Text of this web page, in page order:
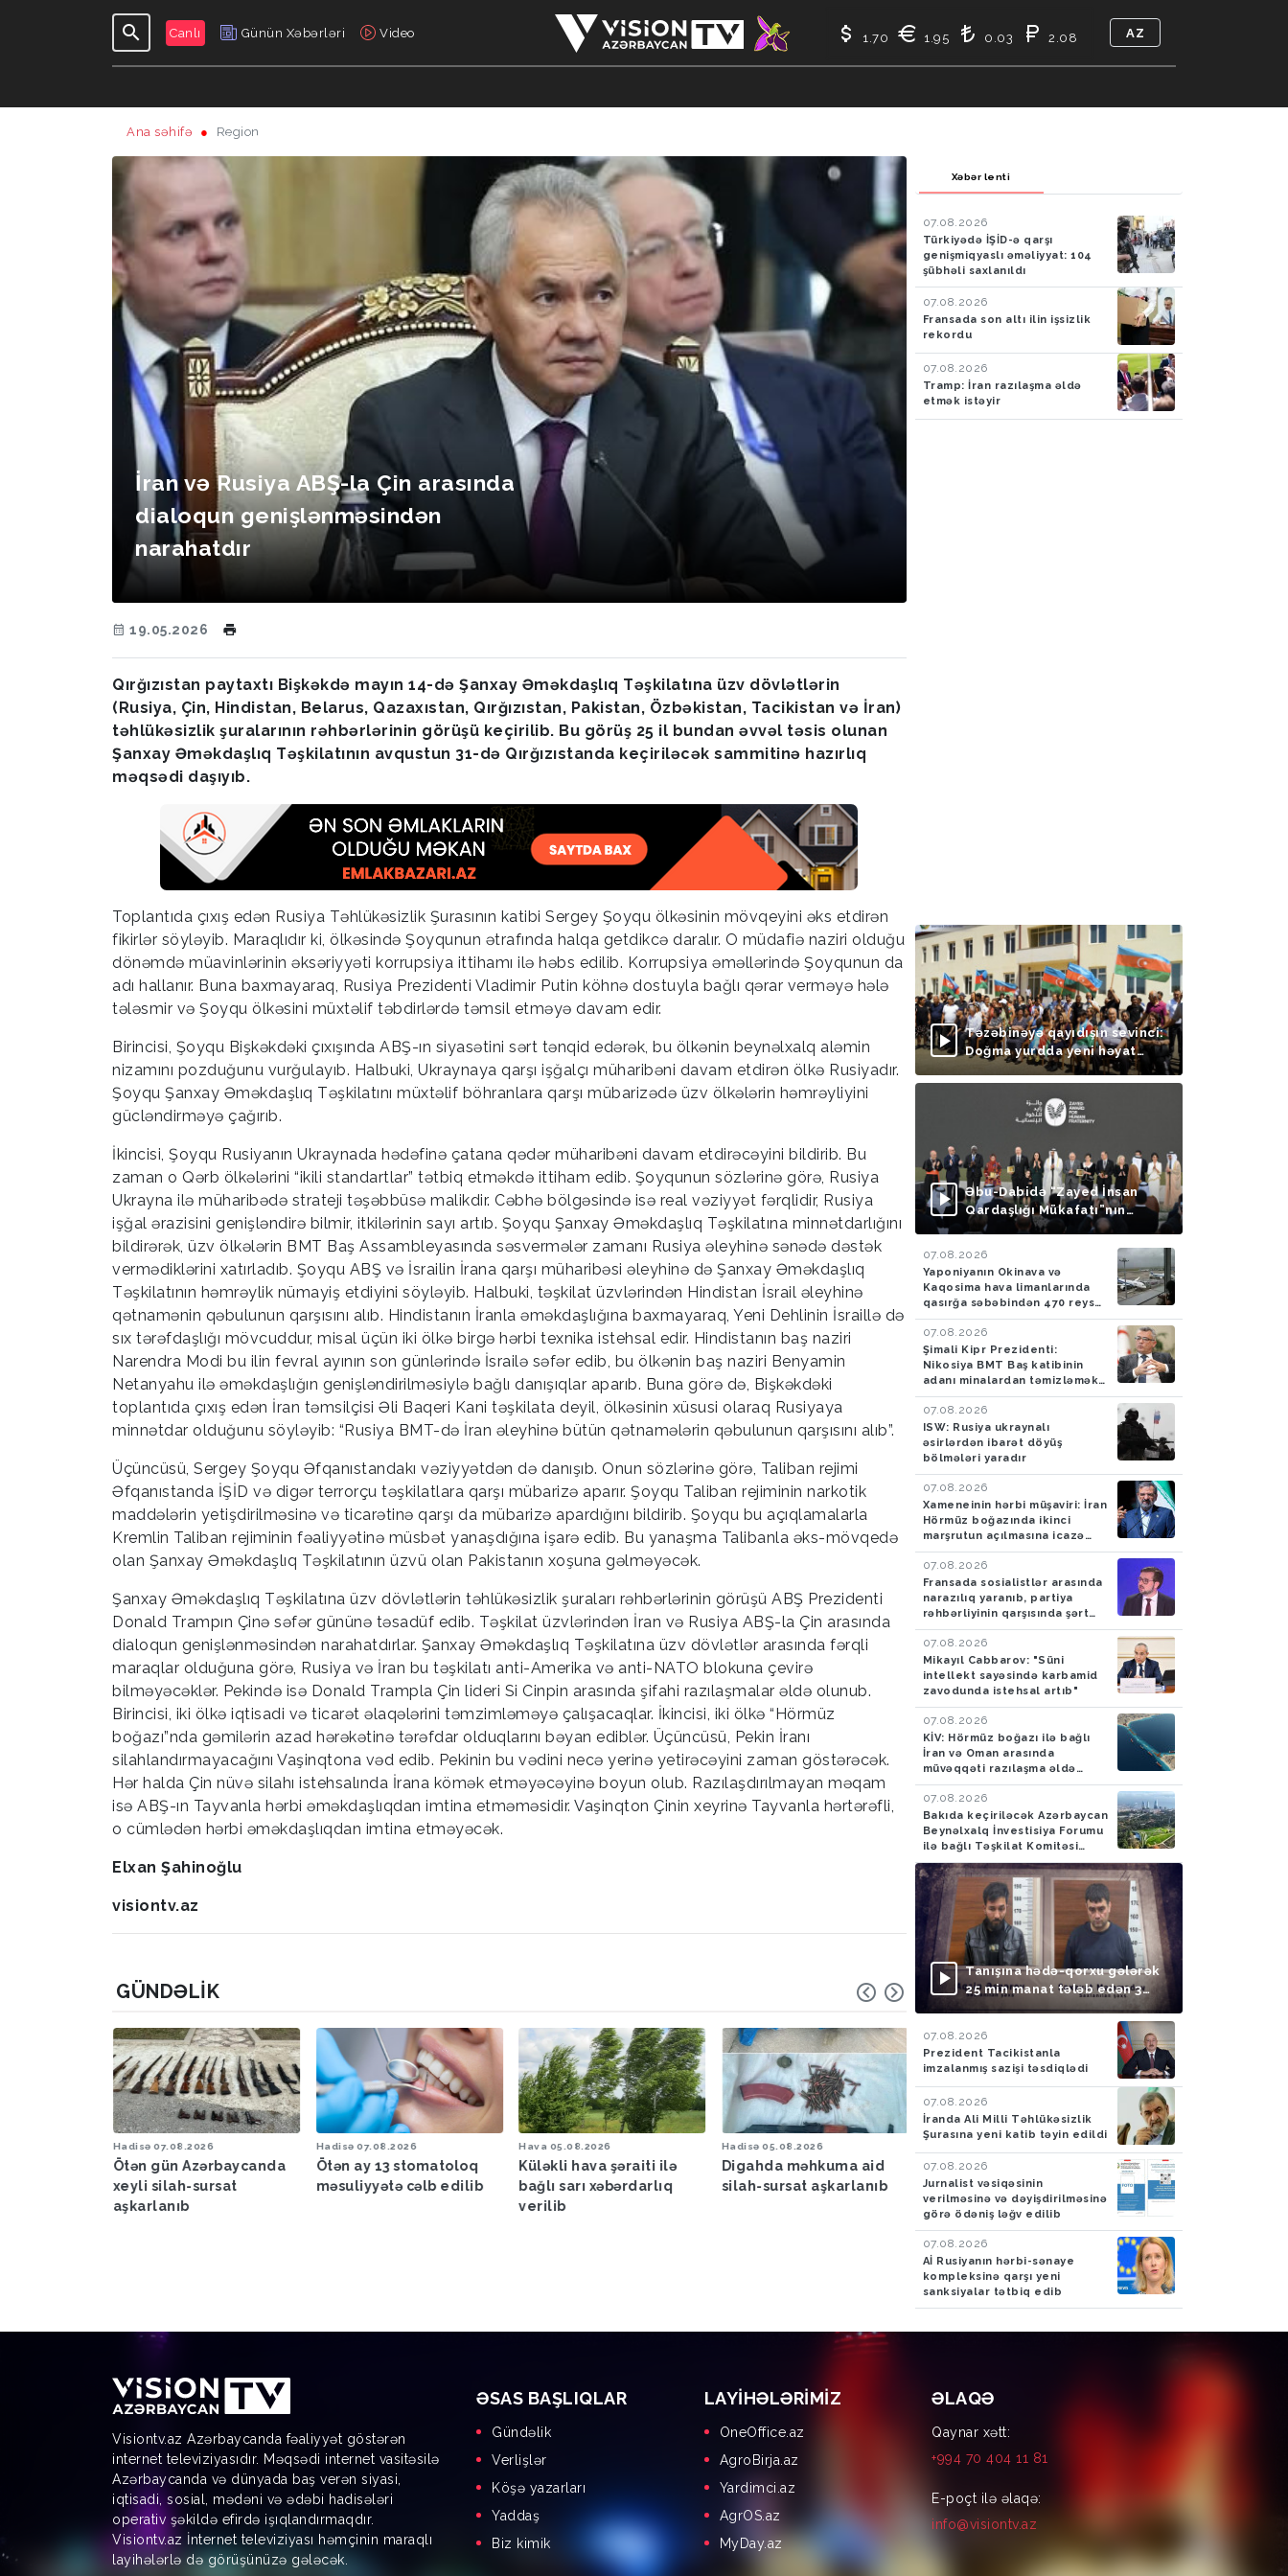
Canlı Günün Xəbərləri Video
GÜNDƏLIK
1.70 1.95 0.03 2.08 AZ
Ana səhifə Region
İran və Rusiya ABŞ-la Çin arasında
dialoqun genişlənməsindən
narahatdır
19.05.2026
Qırğızıstan paytaxtı Bişkəkdə mayın 14-də Şanxay Əməkdaşlıq Təşkilatına üzv dövlətlərin
(Rusiya, Çin, Hindistan, Belarus, Qazaxıstan, Qırğızıstan, Pakistan, Özbəkistan, Tacikistan və İran)
təhlükəsizlik şuralarının rəhbərlərinin görüşü keçirilib. Bu görüş 25 il bundan əvvəl təsis olunan
Şanxay Əməkdaşlıq Təşkilatının avqustun 31-də Qırğızıstanda keçiriləcək sammitinə hazırlıq
məqsədi daşıyıb.
Toplantıda çıxış edən Rusiya Təhlükəsizlik Şurasının katibi Sergey Şoyqu ölkəsinin mövqeyini əks etdirən
fikirlər söyləyib. Maraqlıdır ki, ölkəsində Şoyqunun ətrafında halqa getdikcə daralır. O müdafiə naziri olduğu
dönəmdə müavinlərinin əksəriyyəti korrupsiya ittihamı ilə həbs edilib. Korrupsiya əməllərində Şoyqunun da
adı hallanır. Buna baxmayaraq, Rusiya Prezidenti Vladimir Putin köhnə dostuyla bağlı qərar verməyə hələ
tələsmir və Şoyqu ölkəsini müxtəlif təbdirlərdə təmsil etməyə davam edir.
Birincisi, Şoyqu Bişkəkdəki çıxışında ABŞ-ın siyasətini sərt tənqid edərək, bu ölkənin beynəlxalq aləmin
nizamını pozduğunu vurğulayıb. Halbuki, Ukraynaya qarşı işğalçı müharibəni davam etdirən ölkə Rusiyadır.
Şoyqu Şanxay Əməkdaşlıq Təşkilatını müxtəlif böhranlara qarşı mübarizədə üzv ölkələrin həmrəyliyini
gücləndirməyə çağırıb.
İkincisi, Şoyqu Rusiyanın Ukraynada hədəfinə çatana qədər müharibəni davam etdirəcəyini bildirib. Bu
zaman o Qərb ölkələrini “ikili standartlar” tətbiq etməkdə ittiham edib. Şoyqunun sözlərinə görə, Rusiya
Ukrayna ilə müharibədə strateji təşəbbüsə malikdir. Cəbhə bölgəsində isə real vəziyyət fərqlidir, Rusiya
işğal ərazisini genişləndirə bilmir, itkilərinin sayı artıb. Şoyqu Şanxay Əməkdaşlıq Təşkilatına minnətdarlığını
bildirərək, üzv ölkələrin BMT Baş Assambleyasında səsvermələr zamanı Rusiya əleyhinə sənədə dəstək
vermədiklərini xatırladıb. Şoyqu ABŞ və İsrailin İrana qarşı müharibəsi əleyhinə də Şanxay Əməkdaşlıq
Təşkilatının həmrəylik nümayiş etdiyini söyləyib. Halbuki, təşkilat üzvlərindən Hindistan İsrail əleyhinə
qətnamənin qəbulunun qarşısını alıb. Hindistanın İranla əməkdaşlığına baxmayaraq, Yeni Dehlinin İsraillə də
sıx tərəfdaşlığı mövcuddur, misal üçün iki ölkə birgə hərbi texnika istehsal edir. Hindistanın baş naziri
Narendra Modi bu ilin fevral ayının son günlərində İsrailə səfər edib, bu ölkənin baş naziri Benyamin
Netanyahu ilə əməkdaşlığın genişləndirilməsiylə bağlı danışıqlar aparıb. Buna görə də, Bişkəkdəki
toplantıda çıxış edən İran təmsilçisi Əli Baqeri Kani təşkilata deyil, ölkəsinin xüsusi olaraq Rusiyaya
minnətdar olduğunu söyləyib: “Rusiya BMT-də İran əleyhinə bütün qətnamələrin qəbulunun qarşısını alıb”.
Üçüncüsü, Sergey Şoyqu Əfqanıstandakı vəziyyətdən də danışıb. Onun sözlərinə görə, Taliban rejimi
Əfqanıstanda İŞİD və digər terrorçu təşkilatlara qarşı mübarizə aparır. Şoyqu Taliban rejiminin narkotik
maddələrin yetişdirilməsinə və ticarətinə qarşı da mübarizə apardığını bildirib. Şoyqu bu açıqlamalarla
Kremlin Taliban rejiminin fəaliyyətinə müsbət yanaşdığına işarə edib. Bu yanaşma Talibanla əks-mövqedə
olan Şanxay Əməkdaşlıq Təşkilatının üzvü olan Pakistanın xoşuna gəlməyəcək.
Şanxay Əməkdaşlıq Təşkilatına üzv dövlətlərin təhlükəsizlik şuraları rəhbərlərinin görüşü ABŞ Prezidenti
Donald Trampın Çinə səfər gününə təsadüf edib. Təşkilat üzvlərindən İran və Rusiya ABŞ-la Çin arasında
dialoqun genişlənməsindən narahatdırlar. Şanxay Əməkdaşlıq Təşkilatına üzv dövlətlər arasında fərqli
maraqlar olduğuna görə, Rusiya və İran bu təşkilatı anti-Amerika və anti-NATO blokuna çevirə
bilməyəcəklər. Pekində isə Donald Trampla Çin lideri Si Cinpin arasında şifahi razılaşmalar əldə olunub.
Birincisi, iki ölkə iqtisadi və ticarət əlaqələrini təmzimləməyə çalışacaqlar. İkincisi, iki ölkə “Hörmüz
boğazı”nda gəmilərin azad hərəkətinə tərəfdar olduqlarını bəyan ediblər. Üçüncüsü, Pekin İranı
silahlandırmayacağını Vaşinqtona vəd edib. Pekinin bu vədini necə yerinə yetirəcəyini zaman göstərəcək.
Hər halda Çin nüvə silahı istehsalında İrana kömək etməyəcəyinə boyun olub. Razılaşdırılmayan məqam
isə ABŞ-ın Tayvanla hərbi əməkdaşlıqdan imtina etməməsidir. Vaşinqton Çinin xeyrinə Tayvanla hərtərəfli,
o cümlədən hərbi əməkdaşlıqdan imtina etməyəcək.
Elxan Şahinoğlu
visiontv.az
GÜNDƏLIK
Hadisə 07.08.2026
Ötən ay 13 stomatoloq
məsuliyyətə cəlb edilib
Hava 05.08.2026
Küləkli hava şəraiti ilə
bağlı sarı xəbərdarlıq
Hadisə 05.08.2026
Digahda məhkuma aid
silah-sursat aşkarlanıb
Hava 05.08.2026
Bakıya yağış yağacaq
Azərbaycan gömrükçüləri
İrandan Britaniyaya yük
aparan maşında 4,5 kq
FOTO
Ölkə
Bakcell rouminqi
tətilində dünyanı
Xəbər lenti
07.08.2026
Türkiyədə İŞİD-ə qarşı
genişmiqyaslı əməliyyat: 104
şübhəli saxlanıldı
07.08.2026
Fransada son altı ilin işsizlik
rekordu
07.08.2026
Tramp: İran razılaşma əldə
etmək istəyir
Təzəbinəyə qayıdışın sevinci:
Doğma yurdda yeni həyat
başlayır
Əbu-Dabidə “Zayed İnsan
Qardaşlığı Mükafatı”nın
təqdimolunma mərasimi
07.08.2026
Yaponiyanın Okinava və
Kaqosima hava limanlarında
qasırğa səbəbindən 470 reys
ləğv edilib
07.08.2026
Şimali Kipr Prezidenti:
Nikosiya BMT Baş katibinin
adanı minalardan təmizləmək
təklifini rədd edib
07.08.2026
ISW: Rusiya ukraynalı
əsirlərdən ibarət döyüş
bölmələri yaradır
07.08.2026
Xameneinin hərbi müşaviri: İran
Hörmüz boğazında ikinci
marşrutun açılmasına icazə
verməyəcək
07.08.2026
Fransada sosialistlər arasında
narazılıq yaranıb, partiya
rəhbərliyinin qarşısında şərt
qoyulub
07.08.2026
Mikayıl Cabbarov: "Süni
intellekt sayəsində karbamid
zavodunda istehsal artıb"
07.08.2026
KİV: Hörmüz boğazı ilə bağlı
İran və Oman arasında
müvəqqəti razılaşma əldə
olunub
07.08.2026
Bakıda keçiriləcək Azərbaycan
Beynəlxalq İnvestisiya Forumu
ilə bağlı Təşkilat Komitəsi
yaradılıb
Tanışına hədə-qorxu gələrək
25 min manat tələb edən 3
nəfər saxlanılıb
07.08.2026
Prezident Tacikistanla
imzalanmış sazişi təsdiqlədi
07.08.2026
İranda Ali Milli Təhlükəsizlik
Şurasına yeni katib təyin edildi
07.08.2026
Jurnalist vəsiqəsinin
verilməsinə və dəyişdirilməsinə
görə ödəniş ləğv edilib
07.08.2026
Aİ Rusiyanın hərbi-sənaye
kompleksinə qarşı yeni
sanksiyalar tətbiq edib
Visiontv.az Azərbaycanda fəaliyyət göstərən
internet televiziyasıdır. Məqsədi internet vasitəsilə
Azərbaycanda və dünyada baş verən siyasi,
iqtisadi, sosial, mədəni və ədəbi hadisələri
operativ şəkildə efirdə işıqlandırmaqdır.
Visiontv.az İnternet televiziyası həmçinin maraqlı
layihələrlə də görüşünüzə gələcək.
ƏSAS BAŞLIQLAR
Gündəlik
Verlişlər
Köşə yazarları
Yaddaş
Biz kimik
LAYIHƏLƏRIMIZ
OneOffice.az
AgroBirja.az
Yardimci.az
AgrOS.az
MyDay.az
ƏLAQƏ
Qaynar xətt:
+994 70 404 11 81
E-poçt ilə əlaqə:
info@visiontv.az